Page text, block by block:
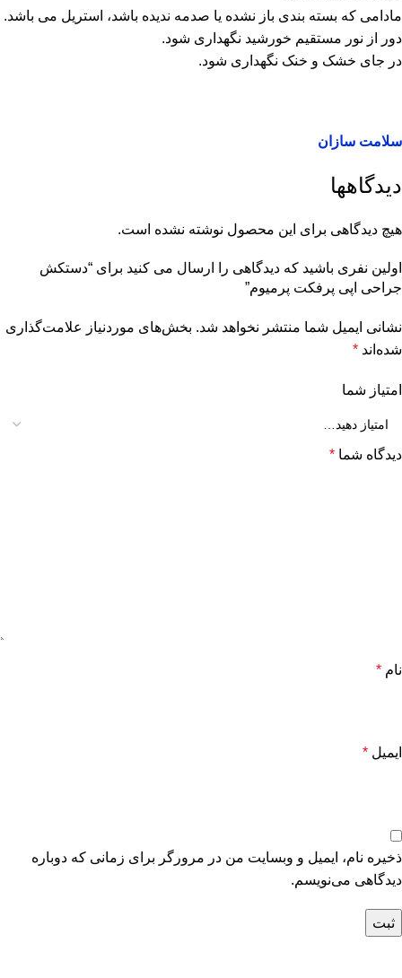
مادامی که بسته بندی باز نشده یا صدمه ندیده باشد، استریل می باشد.
دور از نور مستقیم خورشید نگهداری شود.
در جای خشک و خنک نگهداری شود.
سلامت سازان
دیدگاهها
هیچ دیدگاهی برای این محصول نوشته نشده است.
اولین نفری باشید که دیدگاهی را ارسال می کنید برای “دستکش
جراحی اپی پرفکت پرمیوم”
نشانی ایمیل شما منتشر نخواهد شد. بخش‌های موردنیاز علامت‌گذاری
شده‌اند *
امتیاز شما
دیدگاه شما *
نام *
ایمیل *
ذخیره نام، ایمیل و وبسایت من در مرورگر برای زمانی که دوباره
دیدگاهی می‌نویسم.